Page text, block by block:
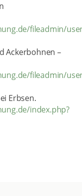
fileadmin/
Ackerbohnen –
fileadmin/
Erbsen.
index.php?